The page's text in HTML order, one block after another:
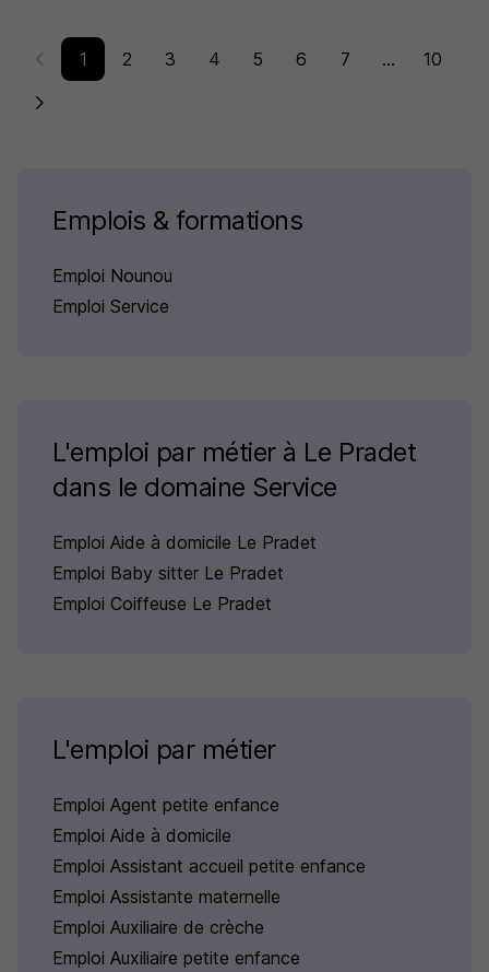
1 2 3 4 5 6 7 ... 10
Emplois & formations
Emploi Nounou
Emploi Service
L'emploi par métier à Le Pradet
dans le domaine Service
Emploi Aide à domicile Le Pradet
Emploi Baby sitter Le Pradet
Emploi Coiffeuse Le Pradet
L'emploi par métier
Emploi Agent petite enfance
Emploi Aide à domicile
Emploi Assistant accueil petite enfance
Emploi Assistante maternelle
Emploi Auxiliaire de crèche
Emploi Auxiliaire petite enfance